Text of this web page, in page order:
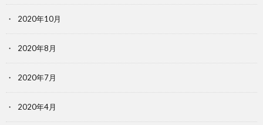
2020年10月
2020年8月
2020年7月
2020年4月